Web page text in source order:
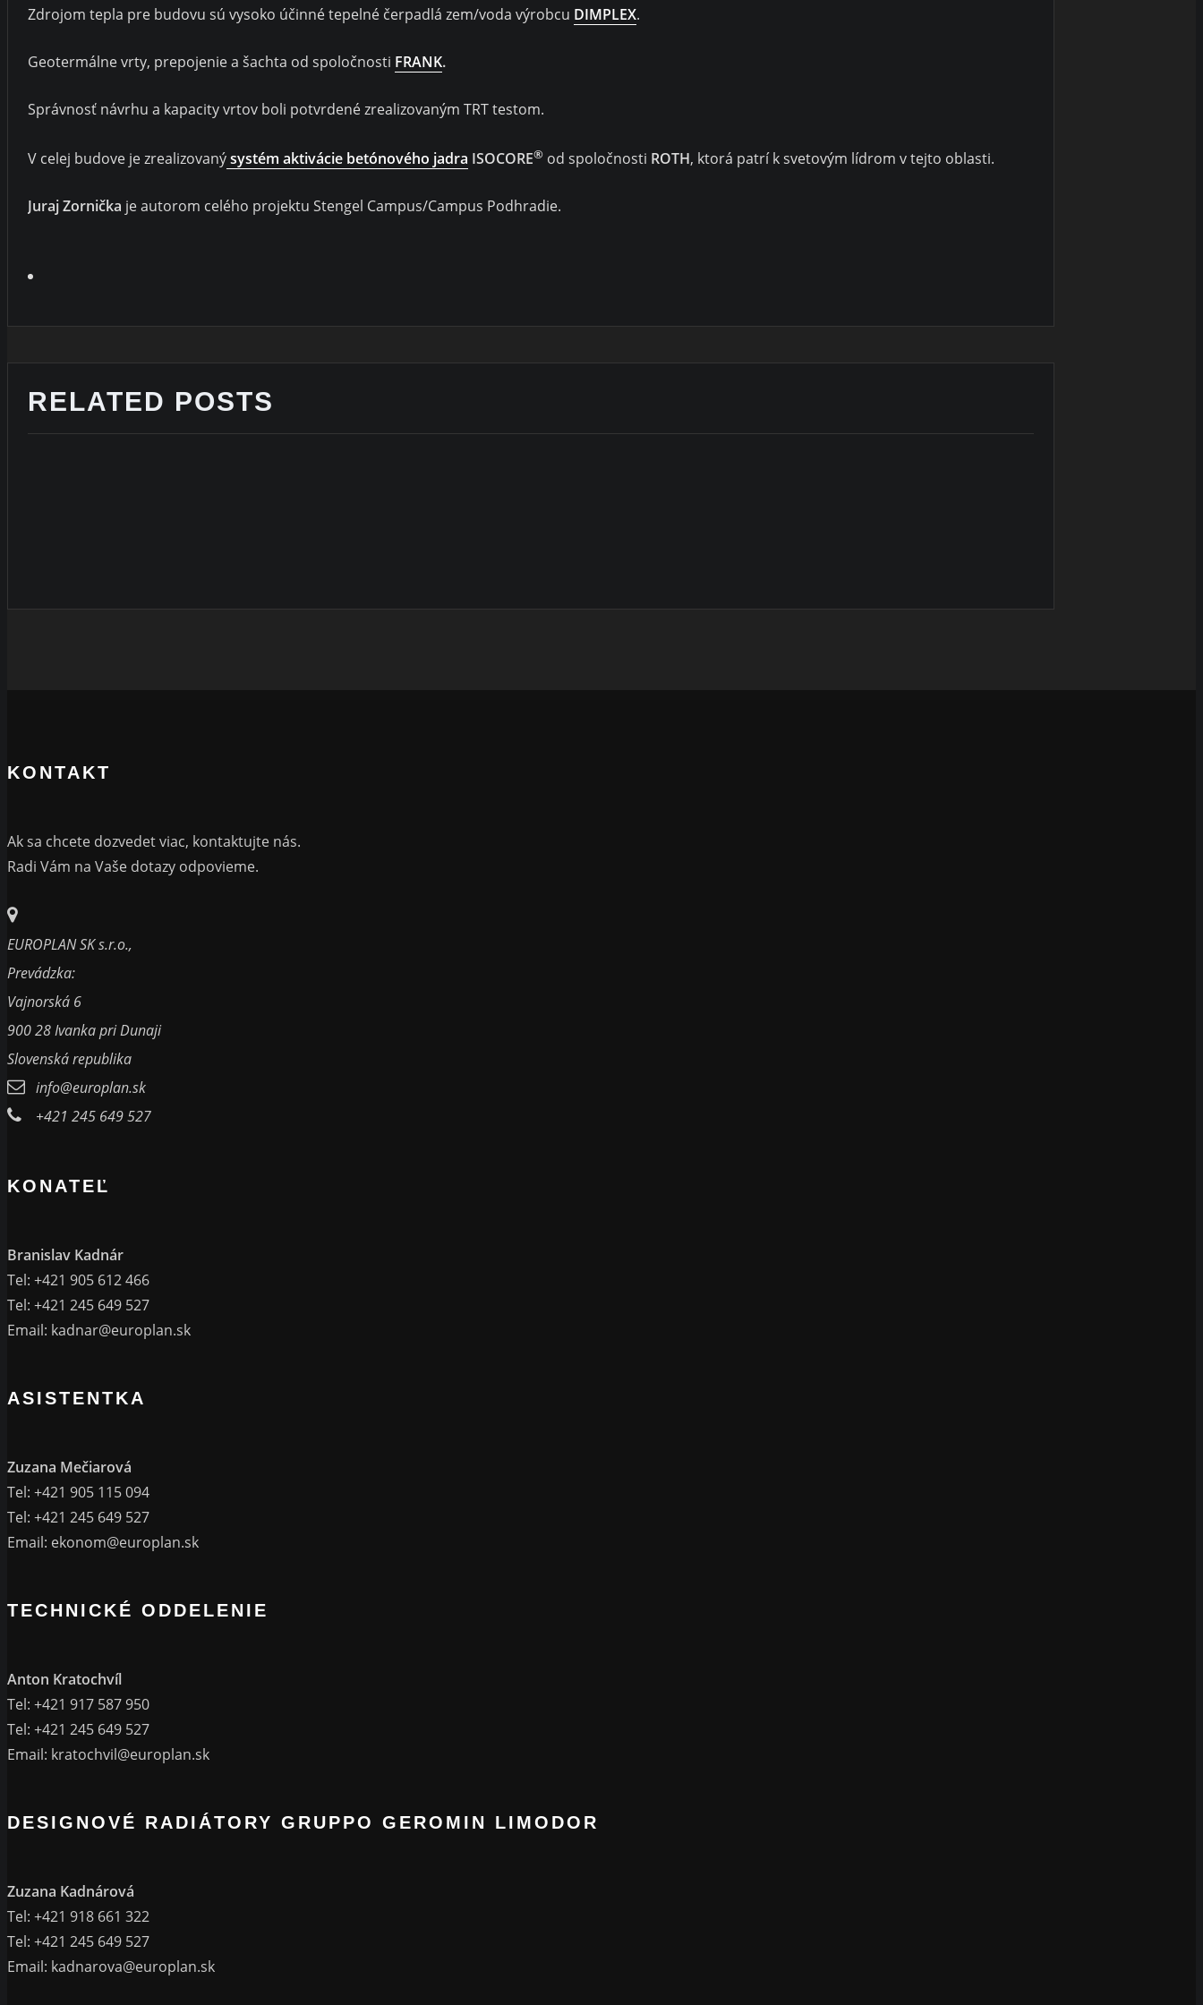
Zdrojom tepla pre budovu sú vysoko účinné tepelné čerpadlá zem/voda výrobcu DIMPLEX.
Geotermálne vrty, prepojenie a šachta od spoločnosti FRANK.
Správnosť návrhu a kapacity vrtov boli potvrdené zrealizovaným TRT testom.
V celej budove je zrealizovanýsystém aktivácie betónového jadra ISOCORE® od spoločnosti ROTH, ktorá patrí k svetovým lídrom v tejto oblasti.
Juraj Zornička je autorom celého projektu Stengel Campus/Campus Podhradie.
RELATED POSTS
Radi Vám na Vaše dotazy odpovieme.
EUROPLAN SK s.r.o.,
Prevádzka:
Vajnorská 6
900 28 Ivanka pri Dunaji
Slovenská republika
info@europlan.sk
+421 245 649 527
Tel: +421 905 612 466
Tel: +421 245 649 527
Email:kadnar@europlan.sk
Tel: +421 905 115 094
Tel: +421 245 649 527
Email:ekonom@europlan.sk
Tel: +421 917 587 950
Tel: +421 245 649 527
Email:kratochvil@europlan.sk
Tel: +421 918 661 322
Tel: +421 245 649 527
Email:kadnarova@europlan.sk